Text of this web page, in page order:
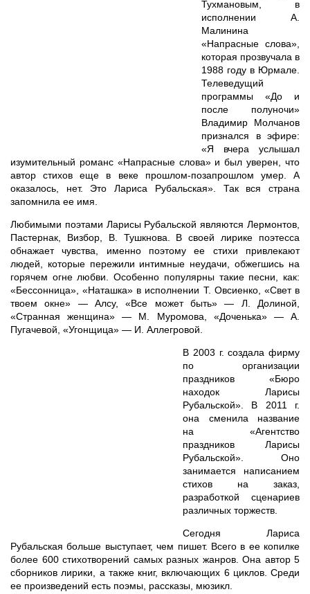
Тухмановым, в
исполнении А.
Малинина
«Напрасные слова»,
которая прозвучала в
1988 году в Юрмале.
Телеведущий
программы «До и
после полуночи»
Владимир Молчанов
признался в эфире:
«Я вчера услышал
изумительный романс «Напрасные слова» и был уверен, что
автор стихов еще в веке прошлом-позапрошлом умер. А
оказалось, нет. Это Лариса Рубальская». Так вся страна
запомнила ее имя.
Любимыми поэтами Ларисы Рубальской являются Лермонтов,
Пастернак, Визбор, В. Тушкнова. В своей лирике поэтесса
обнажает чувства, именно поэтому ее стихи привлекают
людей, которые пережили интимные неудачи, обжегшись на
горячем огне любви. Особенно популярны такие песни, как:
«Бессонница», «Наташка» в исполнении Т. Овсиенко, «Свет в
твоем окне» — Алсу, «Все может быть» — Л. Долиной,
«Странная женщина» — М. Муромова, «Доченька» — А.
Пугачевой, «Угонщица» — И. Аллегровой.
В 2003 г. создала фирму
по организации
праздников «Бюро
находок Ларисы
Рубальской». В 2011 г.
она сменила название
на «Агентство
праздников Ларисы
Рубальской». Оно
занимается написанием
стихов на заказ,
разработкой сценариев
различных торжеств.
Сегодня Лариса
Рубальская больше выступает, чем пишет. Всего в ее копилке
более 600 стихотворений самых разных жанров. Она автор 5
сборников лирики, а также книг, включающих 6 циклов. Среди
ее произведений есть поэмы, рассказы, мюзикл.